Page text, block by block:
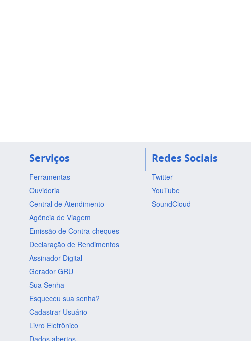
Serviços
Ferramentas
Ouvidoria
Central de Atendimento
Agência de Viagem
Emissão de Contra-cheques
Declaração de Rendimentos
Assinador Digital
Gerador GRU
Sua Senha
Esqueceu sua senha?
Cadastrar Usuário
Livro Eletrônico
Dados abertos
Redes Sociais
Twitter
YouTube
SoundCloud